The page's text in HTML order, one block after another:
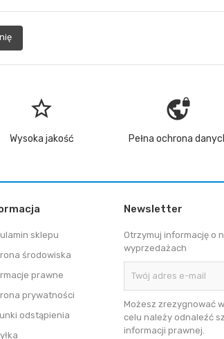
star_border
Wysoka jakość
vpn_lock
Pełna ochrona
sklepu
środowiska
prawne
prywatności
odstąpienia
Newsletter
Otrzymuj informację o
wyprzedażach
Możesz zrezygnować
celu należy odnaleźć
informacji prawnej.